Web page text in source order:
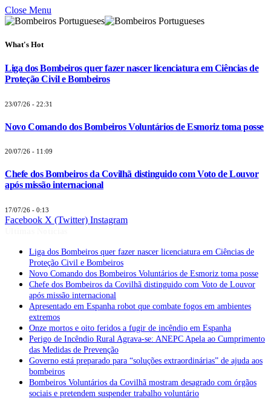
Close Menu
What's Hot
Liga dos Bombeiros quer fazer nascer licenciatura em Ciências de
Proteção Civil e Bombeiros
23/07/26 - 22:31
Novo Comando dos Bombeiros Voluntários de Esmoriz toma posse
20/07/26 - 11:09
Chefe dos Bombeiros da Covilhã distinguido com Voto de Louvor
após missão internacional
17/07/26 - 0:13
Facebook X (Twitter) Instagram
Liga dos Bombeiros quer fazer nascer licenciatura em Ciências de
Proteção Civil e Bombeiros
Novo Comando dos Bombeiros Voluntários de Esmoriz toma posse
Chefe dos Bombeiros da Covilhã distinguido com Voto de Louvor
após missão internacional
Apresentado em Espanha robot que combate fogos em ambientes
extremos
Onze mortos e oito feridos a fugir de incêndio em Espanha
Perigo de Incêndio Rural Agrava-se: ANEPC Apela ao Cumprimento
das Medidas de Prevenção
Governo está preparado para “soluções extraordinárias” de ajuda aos
bombeiros
Bombeiros Voluntários da Covilhã mostram desagrado com órgãos
sociais e pretendem suspender trabalho voluntário